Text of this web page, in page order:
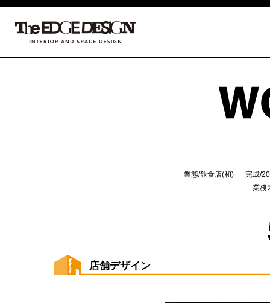
業態/飲食店(和)
完成/
業務
店舗デザイン